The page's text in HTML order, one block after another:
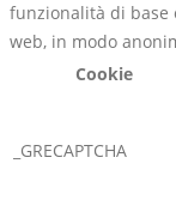
funzionalità di base
web, in modo
Cookie
_GRECAPTCHA